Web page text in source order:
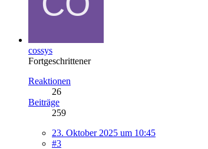
cossys
Fortgeschrittener
Reaktionen
26
Beiträge
259
23. Oktober 2025 um 10:45
#3